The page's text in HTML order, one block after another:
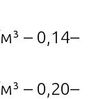
– 0,14–
– 0,20–